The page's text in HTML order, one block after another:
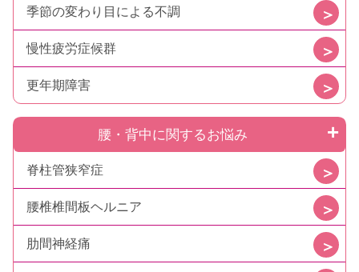
季節の変わり目による不調
慢性疲労症候群
更年期障害
腰・背中に関するお悩み
脊柱管狭窄症
腰椎椎間板ヘルニア
肋間神経痛